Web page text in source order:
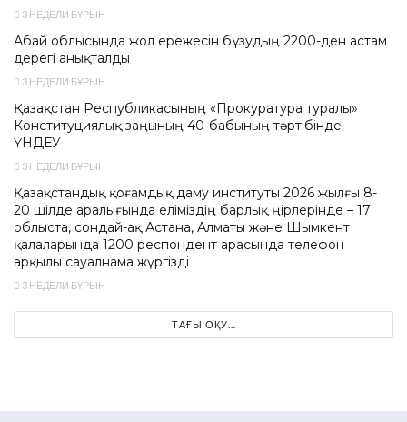
3 НЕДЕЛИ БҰРЫН
Абай облысында жол ережесін бұзудың 2200-ден астам
дерегі анықталды
3 НЕДЕЛИ БҰРЫН
Қазақстан Республикасының «Прокуратура туралы»
Конституциялық заңының 40-бабының тәртібінде
ҮНДЕУ
3 НЕДЕЛИ БҰРЫН
Қазақстандық қоғамдық даму институты 2026 жылғы 8-
20 шілде аралығында еліміздің барлық өңірлерінде – 17
облыста, сондай-ақ Астана, Алматы және Шымкент
қалаларында 1200 респондент арасында телефон
арқылы сауалнама жүргізді
3 НЕДЕЛИ БҰРЫН
ТАҒЫ ОҚУ...